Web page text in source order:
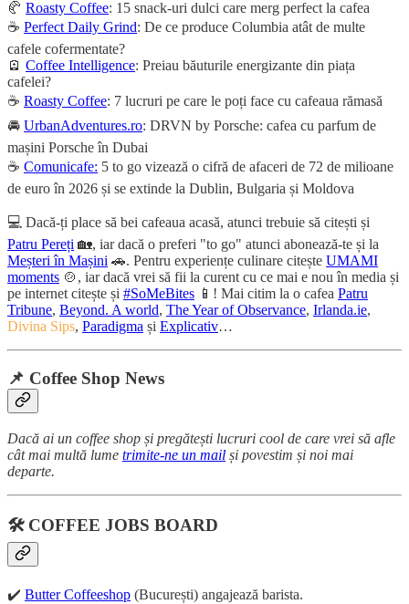
🥐 Roasty Coffee: 15 snack-uri dulci care merg perfect la cafea
☕ Perfect Daily Grind: De ce produce Columbia atât de multe
cafele cofermentate?
🪫 Coffee Intelligence: Preiau băuturile energizante din piața
cafelei?
☕ Roasty Coffee: 7 lucruri pe care le poți face cu cafeaua rămasă
🚘 UrbanAdventures.ro: DRVN by Porsche: cafea cu parfum de
mașini Porsche în Dubai
☕ Comunicafe: 5 to go vizează o cifră de afaceri de 72 de milioane
de euro în 2026 și se extinde la Dublin, Bulgaria și Moldova
💻 Dacă-ți place să bei cafeaua acasă, atunci trebuie să citești și
Patru Pereți 🏡, iar dacă o preferi "to go" atunci abonează-te și la
Meșteri în Mașini 🚗. Pentru experiențe culinare citește UMAMI
moments 🍲, iar dacă vrei să fii la curent cu ce mai e nou în media și
pe internet citește și #SoMeBites 📱! Mai citim la o cafea Patru
Tribune, Beyond. A world, The Year of Observance, Irlanda.ie,
Divina Sips, Paradigma și Explicativ…
📌 Coffee Shop News
Dacă ai un coffee shop și pregătești lucruri cool de care vrei să afle
cât mai multă lume trimite-ne un mail și povestim și noi mai
departe.
🛠️ COFFEE JOBS BOARD
✔️ Butter Coffeeshop (București) angajează barista.